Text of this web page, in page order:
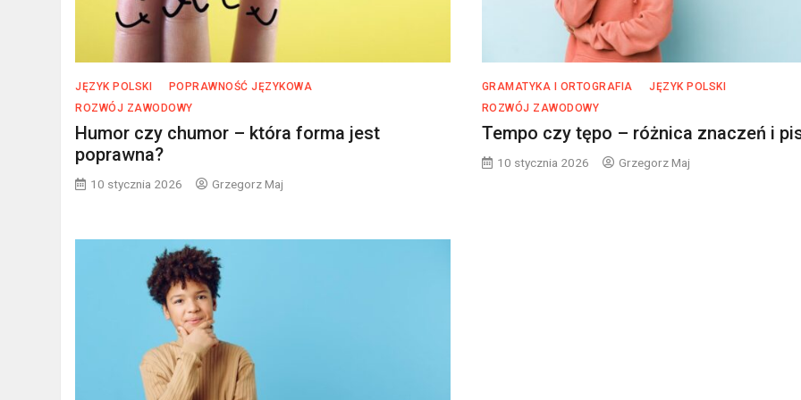
JĘZYK POLSKI
POPRAWNOŚĆ JĘZYKOWA
ROZWÓJ ZAWODOWY
Humor czy chumor – która forma jest
poprawna?
10 stycznia 2026 Grzegorz Maj
GRAMATYKA I ORTOGRAFIA
JĘZYK POLSKI
ROZWÓJ ZAWODOWY
Tempo czy tępo – różnica znaczeń i
10 stycznia 2026 Grzegorz Maj